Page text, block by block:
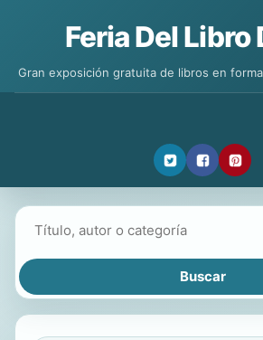
Feria Del Libro
Gran exposición gratuita de libros en